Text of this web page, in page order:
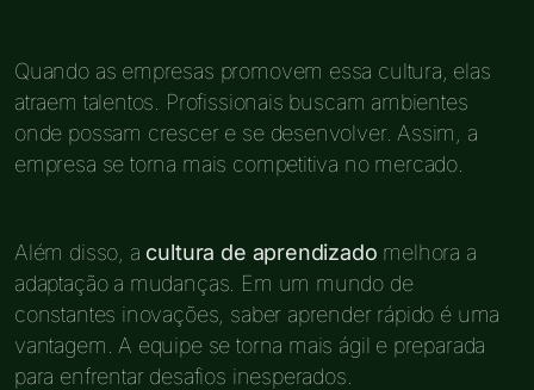
Quando as empresas promovem essa cultura, elas
atraem talentos. Profissionais buscam ambientes
onde possam crescer e se desenvolver. Assim, a
empresa se torna mais competitiva no mercado.
Além disso, a cultura de aprendizado melhora a
adaptação a mudanças. Em um mundo de
constantes inovações, saber aprender rápido é uma
vantagem. A equipe se torna mais ágil e preparada
para enfrentar desafios inesperados.